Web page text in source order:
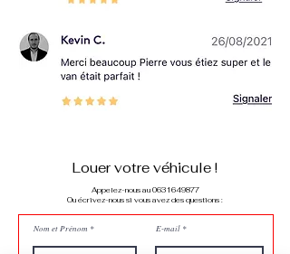
Louer votre véhicule !
Appelez-nous au 0631649877
Ou écrivez-nous si vous avez des questions :
Nom et Prénom E-mail